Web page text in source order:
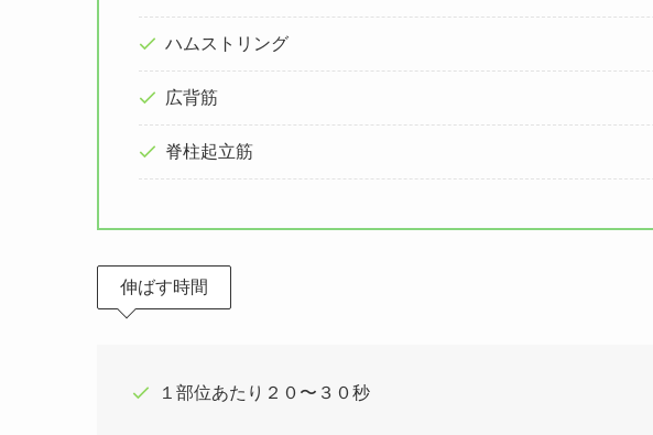
ハムストリング
広背筋
脊柱起立筋
伸ばす時間
１部位あたり２０〜３０秒